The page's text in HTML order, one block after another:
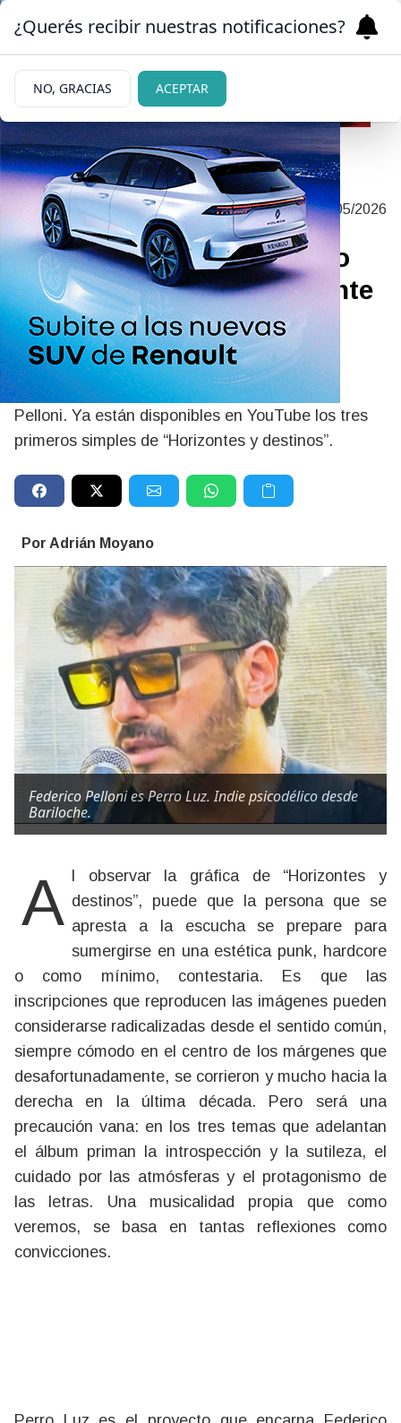
EL SUCESOR DE “FRAGMENTOS DE
HISTORIAS”
| 14/05/2026
Segundo álbum de músico
barilochense con “horizonte
combativo y destino
creativo”
Perro Luz es el proyecto solista de Federico
Pelloni. Ya están disponibles en YouTube los tres
primeros simples de “Horizontes y destinos”.
Por Adrián Moyano
Federico Pelloni es Perro Luz. Indie psicodélico desde
Bariloche.
Al observar la gráfica de “Horizontes y destinos”, puede que la persona que se
apresta a la escucha se prepare para
sumergirse en una estética punk, hardcore
o como mínimo, contestaria. Es que las
inscripciones que reproducen las imágenes pueden
considerarse radicalizadas desde el sentido común,
siempre cómodo en el centro de los márgenes que
desafortunadamente, se corrieron y mucho hacia la
derecha en la última década. Pero será una
precaución vana: en los tres temas que adelantan
el álbum priman la introspección y la sutileza, el
cuidado por las atmósferas y el protagonismo de
las letras. Una musicalidad propia que como
veremos, se basa en tantas reflexiones como
convicciones.
¿Querés recibir nuestras notificaciones?
NO, GRACIAS ACEPTAR